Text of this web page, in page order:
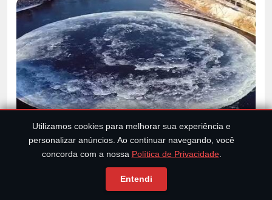
Um misterioso círculo de gelo aparece em um rio
dos EUA
Utilizamos cookies para melhorar sua experiência e
personalizar anúncios. Ao continuar navegando, você
concorda com a nossa Política de Privacidade.
Entendi